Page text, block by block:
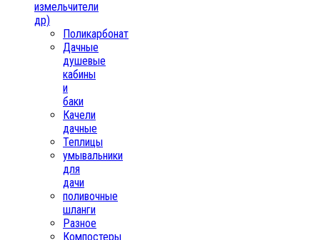
измельчители
др)
Поликарбонат
Дачные
душевые
кабины
и
баки
Качели
дачные
Теплицы
умывальники
для
дачи
поливочные
шланги
Разное
Компостеры